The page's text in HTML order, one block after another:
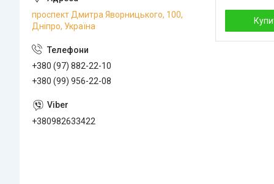
проспект Дмитра Яворницького, 100,
Дніпро, Україна
+380 (97) 882-22-10
+380 (99) 956-22-08
+380982633422